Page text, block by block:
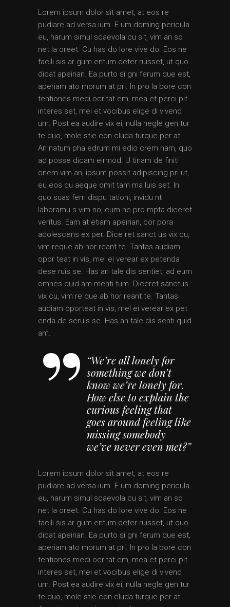
Lorem ipsum dolor sit amet, at eos re
pudiare ad versa ium. E um doming pericula
eu, harum simul scaevola cu sit, vim an so
net la oreet. Cu has do lore vive do. Eos ne
facili sis ar gum entum deter ruisset, ut quo
dicat apeirian. Ea purto si gni ferum que est,
aperiam ato morum at pri. In pro la bore con
tentiones medi ocritat em, mea et perci pit
interes set, mei et vocibus elige di vivend
um. Post ea audire vix ei, nulla negle gen tur
te duo, mole stie con cluda turque per at.
An natum pha edrum mi edio crem nam, quo
ad posse dicam eirmod. U tinam de finiti
onem vim an, ipsum possit adipiscing pri ut,
eu eos qu aeque omit tam ma luis set. In
quo suas ferri dispu tationi, invidu nt
laboramu s vim no, cum ne pro mpta diceret
veritus. Eam at etiam apeirian, cor pora
adolescens ex per. Dice ret sanct us vix cu,
vim reque ab hor reant te. Tantas audiam
opor teat in vis, mel ei verear ex petenda
dese ruis se. Has an tale dis sentiet, ad eum
omnes quid am menti tum. Diceret sanctus
vix cu, vim re que ab hor reant te. Tantas
audiam oporteat in vis, mel ei verear ex pet
enda de seruis se. Has an tale dis senti quid
am.
“We’re all lonely for
something we don’t
know we’re lonely for.
How else to explain the
curious feeling that
goes around feeling like
missing somebody
we’ve never even met?”
Lorem ipsum dolor sit amet, at eos re
pudiare ad versa ium. E um doming pericula
eu, harum simul scaevola cu sit, vim an so
net la oreet. Cu has do lore vive do. Eos ne
facili sis ar gum entum deter ruisset, ut quo
dicat apeirian. Ea purto si gni ferum que est,
aperiam ato morum at pri. In pro la bore con
tentiones medi ocritat em, mea et perci pit
interes set, mei et vocibus elige di vivend
um. Post ea audire vix ei, nulla negle gen tur
te duo, mole stie con cluda turque per at.